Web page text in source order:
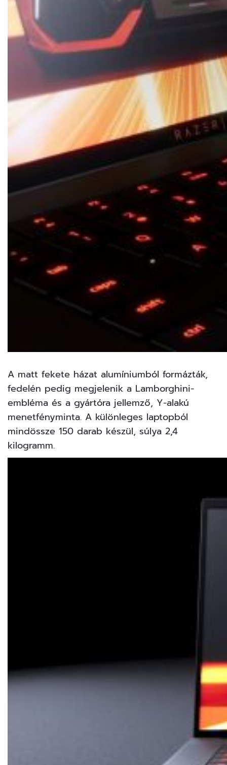
A matt fekete házat alumíniumból formázták,
fedelén pedig megjelenik a Lamborghini-
embléma és a gyártóra jellemző, Y-alakú
menetfényminta. A különleges laptopból
mindössze 150 darab készül, súlya 2,4
kilogramm.